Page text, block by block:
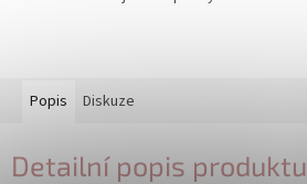
Popis Diskuze
Detailní popis produktu